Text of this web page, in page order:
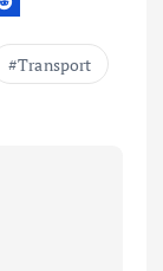
Transport